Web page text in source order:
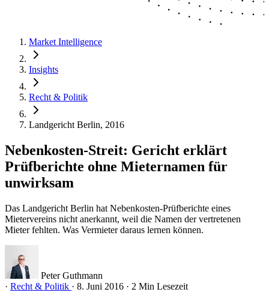
Market Intelligence
Insights
Recht & Politik
Landgericht Berlin, 2016
Nebenkosten-Streit: Gericht erklärt
Prüfberichte ohne Mieternamen für
unwirksam
Das Landgericht Berlin hat Nebenkosten-Prüfberichte eines
Mietervereins nicht anerkannt, weil die Namen der vertretenen
Mieter fehlten. Was Vermieter daraus lernen können.
Peter Guthmann
· Recht & Politik · 8. Juni 2016 · 2 Min Lesezeit